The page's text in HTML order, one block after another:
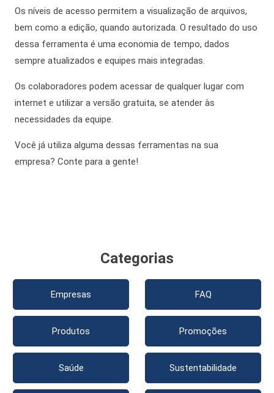
Os níveis de acesso permitem a visualização de arquivos,
bem como a edição, quando autorizada. O resultado do uso
dessa ferramenta é uma economia de tempo, dados
sempre atualizados e equipes mais integradas.
Os colaboradores podem acessar de qualquer lugar com
internet e utilizar a versão gratuita, se atender às
necessidades da equipe.
Você já utiliza alguma dessas ferramentas na sua
empresa? Conte para a gente!
Categorias
Empresas FAQ
Produtos Promoções
Saúde Sustentabilidade